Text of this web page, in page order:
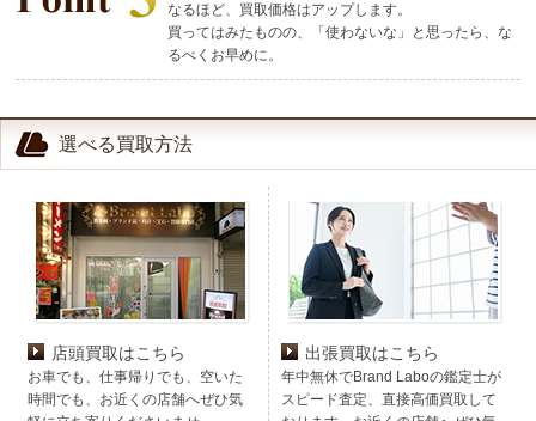
なるほど、買取価格はアップします。
買ってはみたものの、「使わないな」と思ったら、な
るべくお早めに。
選べる買取方法
店頭買取はこちら
お車でも、仕事帰りでも、空いた
時間でも、お近くの店舗へぜひ気
出張買取はこちら
年中無休でBrand Laboの鑑定士が
スピード査定、直接高価買取して